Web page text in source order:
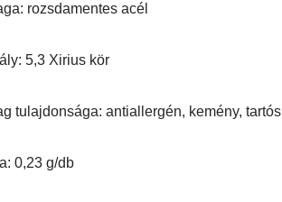
rozsdamentes acél
5,3 Xirius kör
tulajdonsága: antiallergén, kemény, tartós
0,23 g/db